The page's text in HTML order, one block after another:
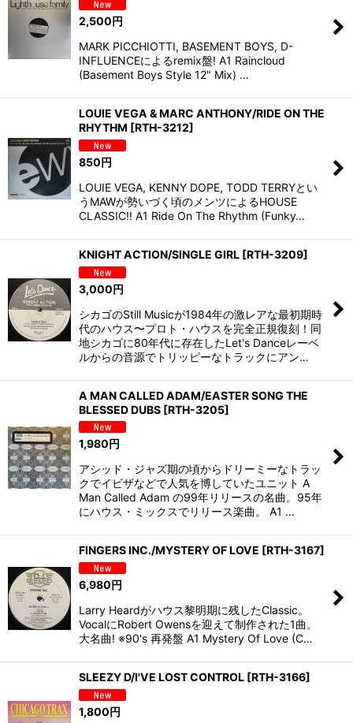
2,500円
MARK PICCHIOTTI, BASEMENT BOYS, D-
INFLUENCEによるremix盤! A1 Raincloud
(Basement Boys Style 12" Mix) …
LOUIE VEGA & MARC ANTHONY/RIDE ON THE
RHYTHM [RTH-3212]
850円
LOUIE VEGA, KENNY DOPE, TODD TERRYとい
うMAWが勢いづく頃のメンツによるHOUSE
CLASSIC!! A1 Ride On The Rhythm (Funky…
KNIGHT ACTION/SINGLE GIRL [RTH-3209]
3,000円
シカゴのStill Musicが1984年の激レアな最初期時
代のハウス〜プロト・ハウスを完全正規復刻！同
地シカゴに80年代に存在したLet's Danceレーベ
ルからの音源でトリッピーなトラックにアン…
A MAN CALLED ADAM/EASTER SONG THE
BLESSED DUBS [RTH-3205]
1,980円
アシッド・ジャズ期の頃からドリーミーなトラッ
クでイビザなどで人気を博していたユニット A
Man Called Adam の99年リリースの名曲。95年
にハウス・ミックスでリリース楽曲。 A1 …
FINGERS INC./MYSTERY OF LOVE [RTH-3167]
6,980円
Larry Heardがハウス黎明期に残したClassic。
VocalにRobert Owensを迎えて制作された1曲。
大名曲! ※90's 再発盤 A1 Mystery Of Love (C…
SLEEZY D/I'VE LOST CONTROL [RTH-3166]
1,800円